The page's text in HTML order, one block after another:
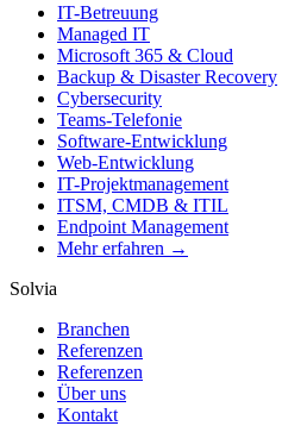
IT-Betreuung
Managed IT
Microsoft 365 & Cloud
Backup & Disaster Recovery
Cybersecurity
Teams-Telefonie
Software-Entwicklung
Web-Entwicklung
IT-Projektmanagement
ITSM, CMDB & ITIL
Endpoint Management
Mehr erfahren →
Solvia
Branchen
Referenzen
Referenzen
Über uns
Kontakt